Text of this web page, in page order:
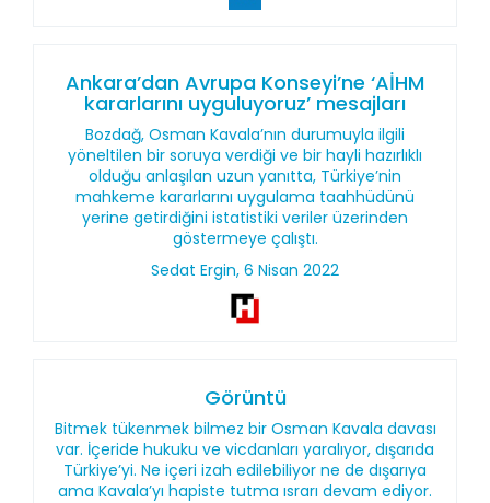
Ankara’dan Avrupa Konseyi’ne ‘AİHM
kararlarını uyguluyoruz’ mesajları
Bozdağ, Osman Kavala’nın durumuyla ilgili
yöneltilen bir soruya verdiği ve bir hayli hazırlıklı
olduğu anlaşılan uzun yanıtta, Türkiye’nin
mahkeme kararlarını uygulama taahhüdünü
yerine getirdiğini istatistiki veriler üzerinden
göstermeye çalıştı.
Sedat Ergin, 6 Nisan 2022
Görüntü
Bitmek tükenmek bilmez bir Osman Kavala davası
var. İçeride hukuku ve vicdanları yaralıyor, dışarıda
Türkiye’yi. Ne içeri izah edilebiliyor ne de dışarıya
ama Kavala’yı hapiste tutma ısrarı devam ediyor.